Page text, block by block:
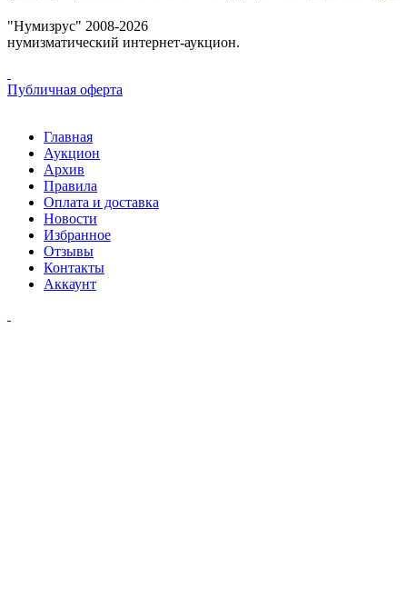
"Нумизрус" 2008-2026
нумизматический интернет-аукцион.
Публичная оферта
Главная
Аукцион
Архив
Правила
Оплата и доставка
Новости
Избранное
Отзывы
Контакты
Аккаунт